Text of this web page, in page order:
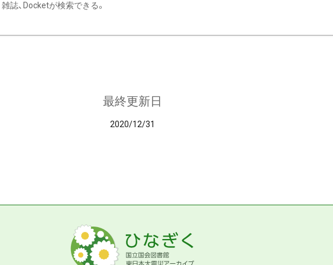
雑誌、Docketが検索できる。
最終更新日
2020/12/31